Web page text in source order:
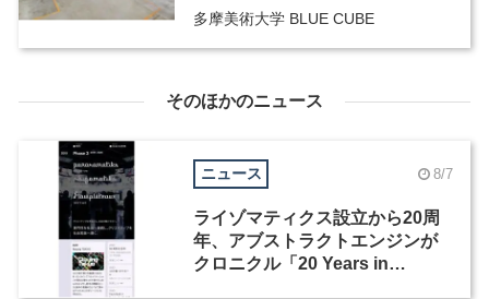
多摩美術大学 BLUE CUBE
そのほかのニュース
ニュース 8/7
ライゾマティクス設立から20周
年、アブストラクトエンジンが
クロニクル「20 Years in